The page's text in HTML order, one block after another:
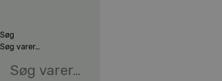
Søg
Søg varer…